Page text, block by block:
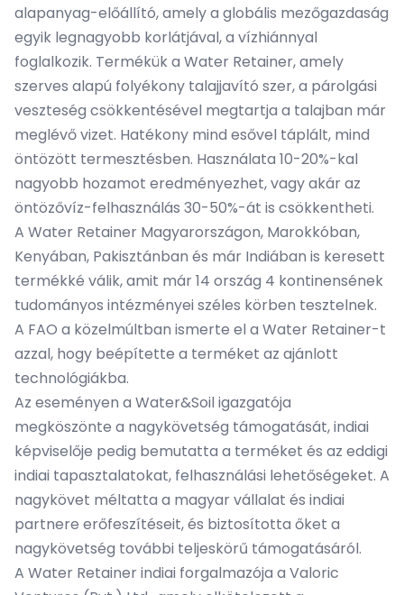
alapanyag-előállító, amely a globális mezőgazdaság
egyik legnagyobb korlátjával, a vízhiánnyal
foglalkozik. Termékük a Water Retainer, amely
szerves alapú folyékony talajjavító szer, a párolgási
veszteség csökkentésével megtartja a talajban már
meglévő vizet. Hatékony mind esővel táplált, mind
öntözött termesztésben. Használata 10-20%-kal
nagyobb hozamot eredményezhet, vagy akár az
öntözővíz-felhasználás 30-50%-át is csökkentheti.
A Water Retainer Magyarországon, Marokkóban,
Kenyában, Pakisztánban és már Indiában is keresett
termékké válik, amit már 14 ország 4 kontinensének
tudományos intézményei széles körben tesztelnek.
A FAO a közelmúltban ismerte el a Water Retainer-t
azzal, hogy beépítette a terméket az ajánlott
technológiákba.
Az eseményen a Water&Soil igazgatója
megköszönte a nagykövetség támogatását, indiai
képviselője pedig bemutatta a terméket és az eddigi
indiai tapasztalatokat, felhasználási lehetőségeket. A
nagykövet méltatta a magyar vállalat és indiai
partnere erőfeszítéseit, és biztosította őket a
nagykövetség további teljeskörű támogatásáról.
A Water Retainer indiai forgalmazója a Valoric